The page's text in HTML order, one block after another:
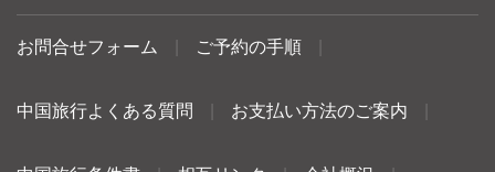
お問合せフォーム ご予約の手順
中国旅行よくある質問 お支払い方法のご案内